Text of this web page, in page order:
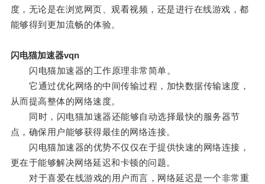
度，无论是在浏览网页、观看视频，还是进行在线游戏，都
能够得到更加流畅的体验。
闪电猫加速器vqn
闪电猫加速器的工作原理非常简单。
它通过优化网络的中间传输过程，加快数据传输速度，
从而提高整体的网络速度。
同时，闪电猫加速器还能够自动选择最快的服务器节
点，确保用户能够获得最佳的网络连接。
闪电猫加速器的优势不仅仅在于提供快速的网络连接，
更在于能够解决网络延迟和卡顿的问题。
对于喜爱在线游戏的用户而言，网络延迟是一个非常重